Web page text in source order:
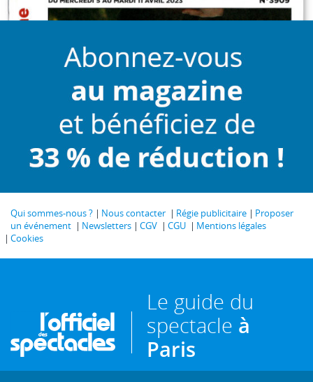
Qui sommes-nous ? Nous contacter Régie publicitaire
Proposer
un événement
Newsletters CGV CGU
Mentions légales
Cookies
Le guide du
spectacle à
Paris